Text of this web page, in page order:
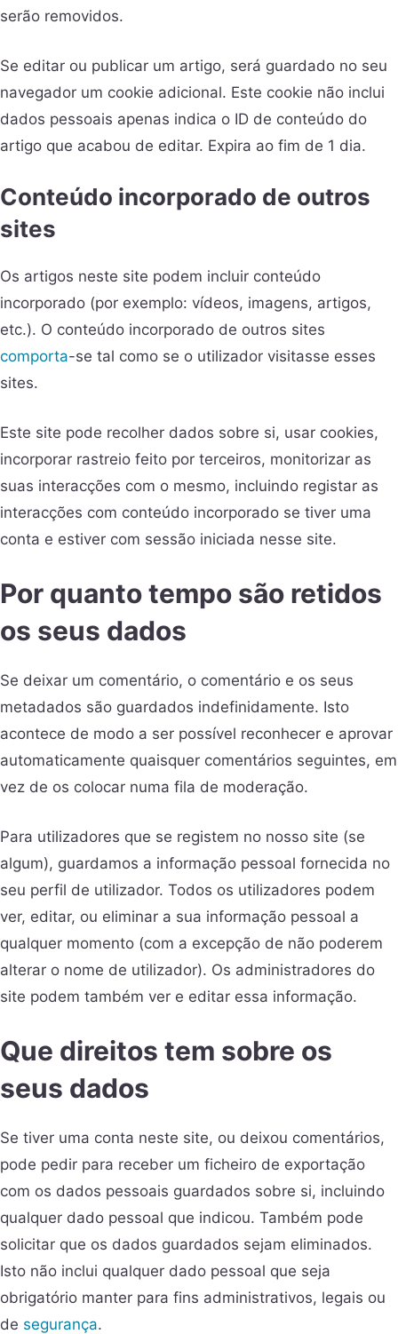
serão removidos.
Se editar ou publicar um artigo, será guardado no seu
navegador um cookie adicional. Este cookie não inclui
dados pessoais apenas indica o ID de conteúdo do
artigo que acabou de editar. Expira ao fim de 1 dia.
Conteúdo incorporado de outros
sites
Os artigos neste site podem incluir conteúdo
incorporado (por exemplo: vídeos, imagens, artigos,
etc.). O conteúdo incorporado de outros sites
comporta-se tal como se o utilizador visitasse esses
sites.
Este site pode recolher dados sobre si, usar cookies,
incorporar rastreio feito por terceiros, monitorizar as
suas interacções com o mesmo, incluindo registar as
interacções com conteúdo incorporado se tiver uma
conta e estiver com sessão iniciada nesse site.
Por quanto tempo são retidos
os seus dados
Se deixar um comentário, o comentário e os seus
metadados são guardados indefinidamente. Isto
acontece de modo a ser possível reconhecer e aprovar
automaticamente quaisquer comentários seguintes, em
vez de os colocar numa fila de moderação.
Para utilizadores que se registem no nosso site (se
algum), guardamos a informação pessoal fornecida no
seu perfil de utilizador. Todos os utilizadores podem
ver, editar, ou eliminar a sua informação pessoal a
qualquer momento (com a excepção de não poderem
alterar o nome de utilizador). Os administradores do
site podem também ver e editar essa informação.
Que direitos tem sobre os
seus dados
Se tiver uma conta neste site, ou deixou comentários,
pode pedir para receber um ficheiro de exportação
com os dados pessoais guardados sobre si, incluindo
qualquer dado pessoal que indicou. Também pode
solicitar que os dados guardados sejam eliminados.
Isto não inclui qualquer dado pessoal que seja
obrigatório manter para fins administrativos, legais ou
de segurança.